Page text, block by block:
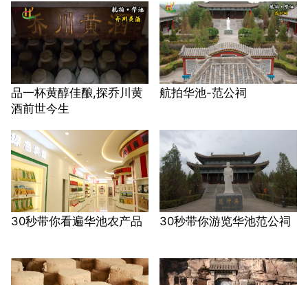
品一杯黄醇佳酿,探乔川黄
酒前世今生
航拍华池-范公祠
30秒带你看遍华池农产品 30秒带你游览华池范公祠